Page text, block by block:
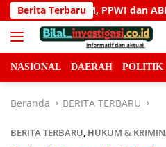
Langsung
ke
konten
Berita Terbaru
Tindakan Pelaporan
NASIONAL DAERAH POLITIK
Beranda BERITA TERBARU
BERITA TERBARU, HUKUM &